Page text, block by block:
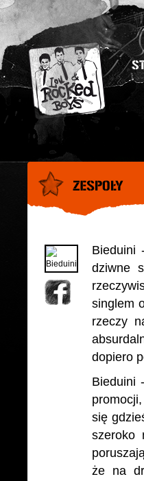
Bieduini
dziwne
singlem
rzeczy
dopiero
Bieduini
się
szeroko
że na